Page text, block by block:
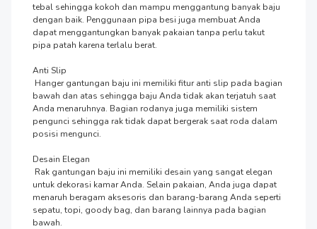
tebal sehingga kokoh dan mampu menggantung banyak baju
dengan baik. Penggunaan pipa besi juga membuat Anda
dapat menggantungkan banyak pakaian tanpa perlu takut
pipa patah karena terlalu berat.
Anti Slip
bawah dan atas sehingga baju Anda tidak akan terjatuh saat
Anda menaruhnya. Bagian rodanya juga memiliki sistem
pengunci sehingga rak tidak dapat bergerak saat roda dalam
posisi mengunci.
Desain Elegan
untuk dekorasi kamar Anda. Selain pakaian, Anda juga dapat
menaruh beragam aksesoris dan barang-barang Anda seperti
sepatu, topi, goody bag, dan barang lainnya pada bagian
bawah.